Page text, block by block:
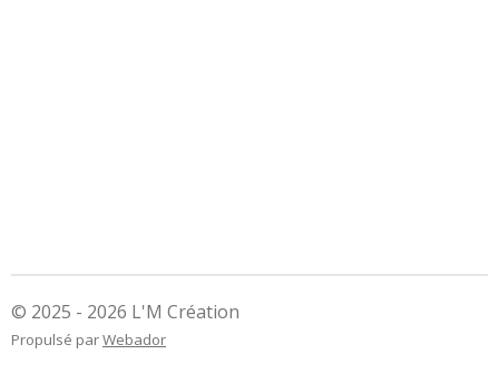
© 2025 - 2026 L'M Création
Propulsé parWebador